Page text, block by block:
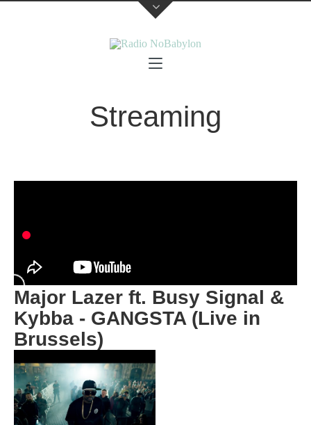
Streaming
Major Lazer ft. Busy Signal &
Kybba - GANGSTA (Live in
Brussels)